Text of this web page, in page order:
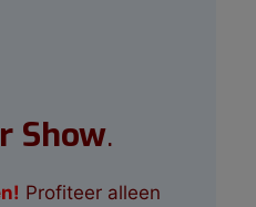
Show.
Profiteer alleen